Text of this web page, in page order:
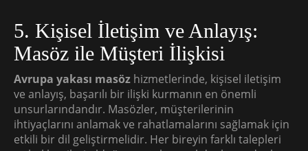
5. Kişisel İletişim ve Anlayış:
Masöz ile Müşteri İlişkisi
Avrupa yakası masöz hizmetlerinde, kişisel iletişim
ve anlayış, başarılı bir ilişki kurmanın en önemli
unsurlarındandır. Masözler, müşterilerinin
ihtiyaçlarını anlamak ve rahatlamalarını sağlamak için
etkili bir dil geliştirmelidir. Her bireyin farklı talepleri